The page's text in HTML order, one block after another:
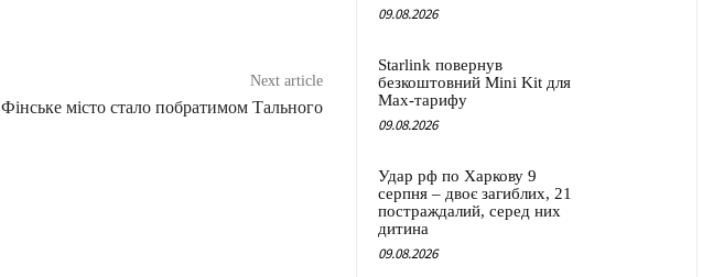
Next article
Фінське місто стало побратимом Тального
09.08.2026
Starlink повернув
безкоштовний Mini Kit для
Max-тарифу
09.08.2026
Удар рф по Харкову 9
серпня – двоє загиблих, 21
постраждалий, серед них
дитина
09.08.2026